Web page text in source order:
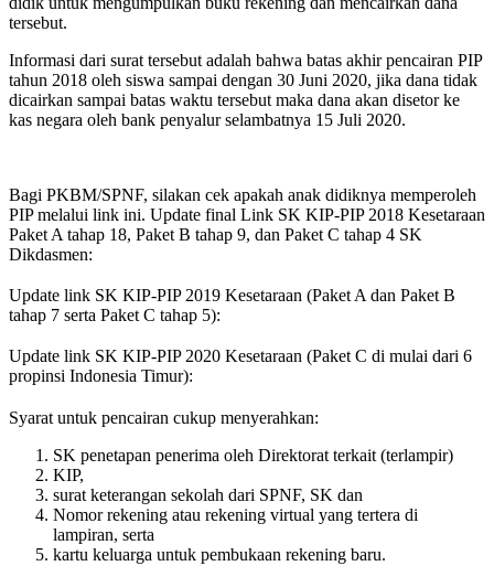
tersebut.
Informasi dari surat tersebut adalah bahwa batas akhir pencairan PIP
tahun 2018 oleh siswa sampai dengan 30 Juni 2020, jika dana tidak
dicairkan sampai batas waktu tersebut maka dana akan disetor ke
kas negara oleh bank penyalur selambatnya 15 Juli 2020.
Bagi PKBM/SPNF, silakan cek apakah anak didiknya memperoleh
PIP melalui link ini. Update final Link SK KIP-PIP 2018 Kesetaraan
Paket A tahap 18, Paket B tahap 9, dan Paket C tahap 4 SK
Dikdasmen:
Update link SK KIP-PIP 2019 Kesetaraan (Paket A dan Paket B
tahap 7 serta Paket C tahap 5):
Update link SK KIP-PIP 2020 Kesetaraan (Paket C di mulai dari 6
propinsi Indonesia Timur):
Syarat untuk pencairan cukup menyerahkan:
SK penetapan penerima oleh Direktorat terkait (terlampir)
KIP,
surat keterangan sekolah dari SPNF, SK dan
Nomor rekening atau rekening virtual yang tertera di
lampiran, serta
kartu keluarga untuk pembukaan rekening baru.